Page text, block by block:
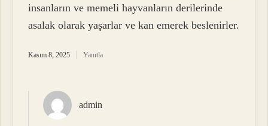
insanların ve memeli hayvanların derilerinde
asalak olarak yaşarlar ve kan emerek beslenirler.
Kasım 8, 2025 Yanıtla
admin